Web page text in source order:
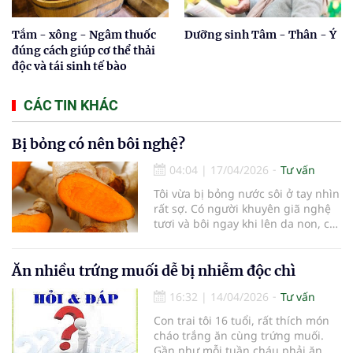
Tắm - xông - Ngâm thuốc
đúng cách giúp cơ thể thải
độc và tái sinh tế bào
Dưỡng sinh Tâm - Thân - Ý
CÁC TIN KHÁC
Bị bỏng có nên bôi nghệ?
04:04 | 17/04/2026
Tư vấn
Tôi vừa bị bỏng nước sôi ở tay nhìn
rất sợ. Có người khuyên giã nghệ
tươi và bôi ngay khi lên da non, có
chuyên mục tư vấn giúp.
Ăn nhiều trứng muối dễ bị nhiễm độc chì
16:32 | 14/04/2026
Tư vấn
Con trai tôi 16 tuổi, rất thích món
cháo trắng ăn cùng trứng muối.